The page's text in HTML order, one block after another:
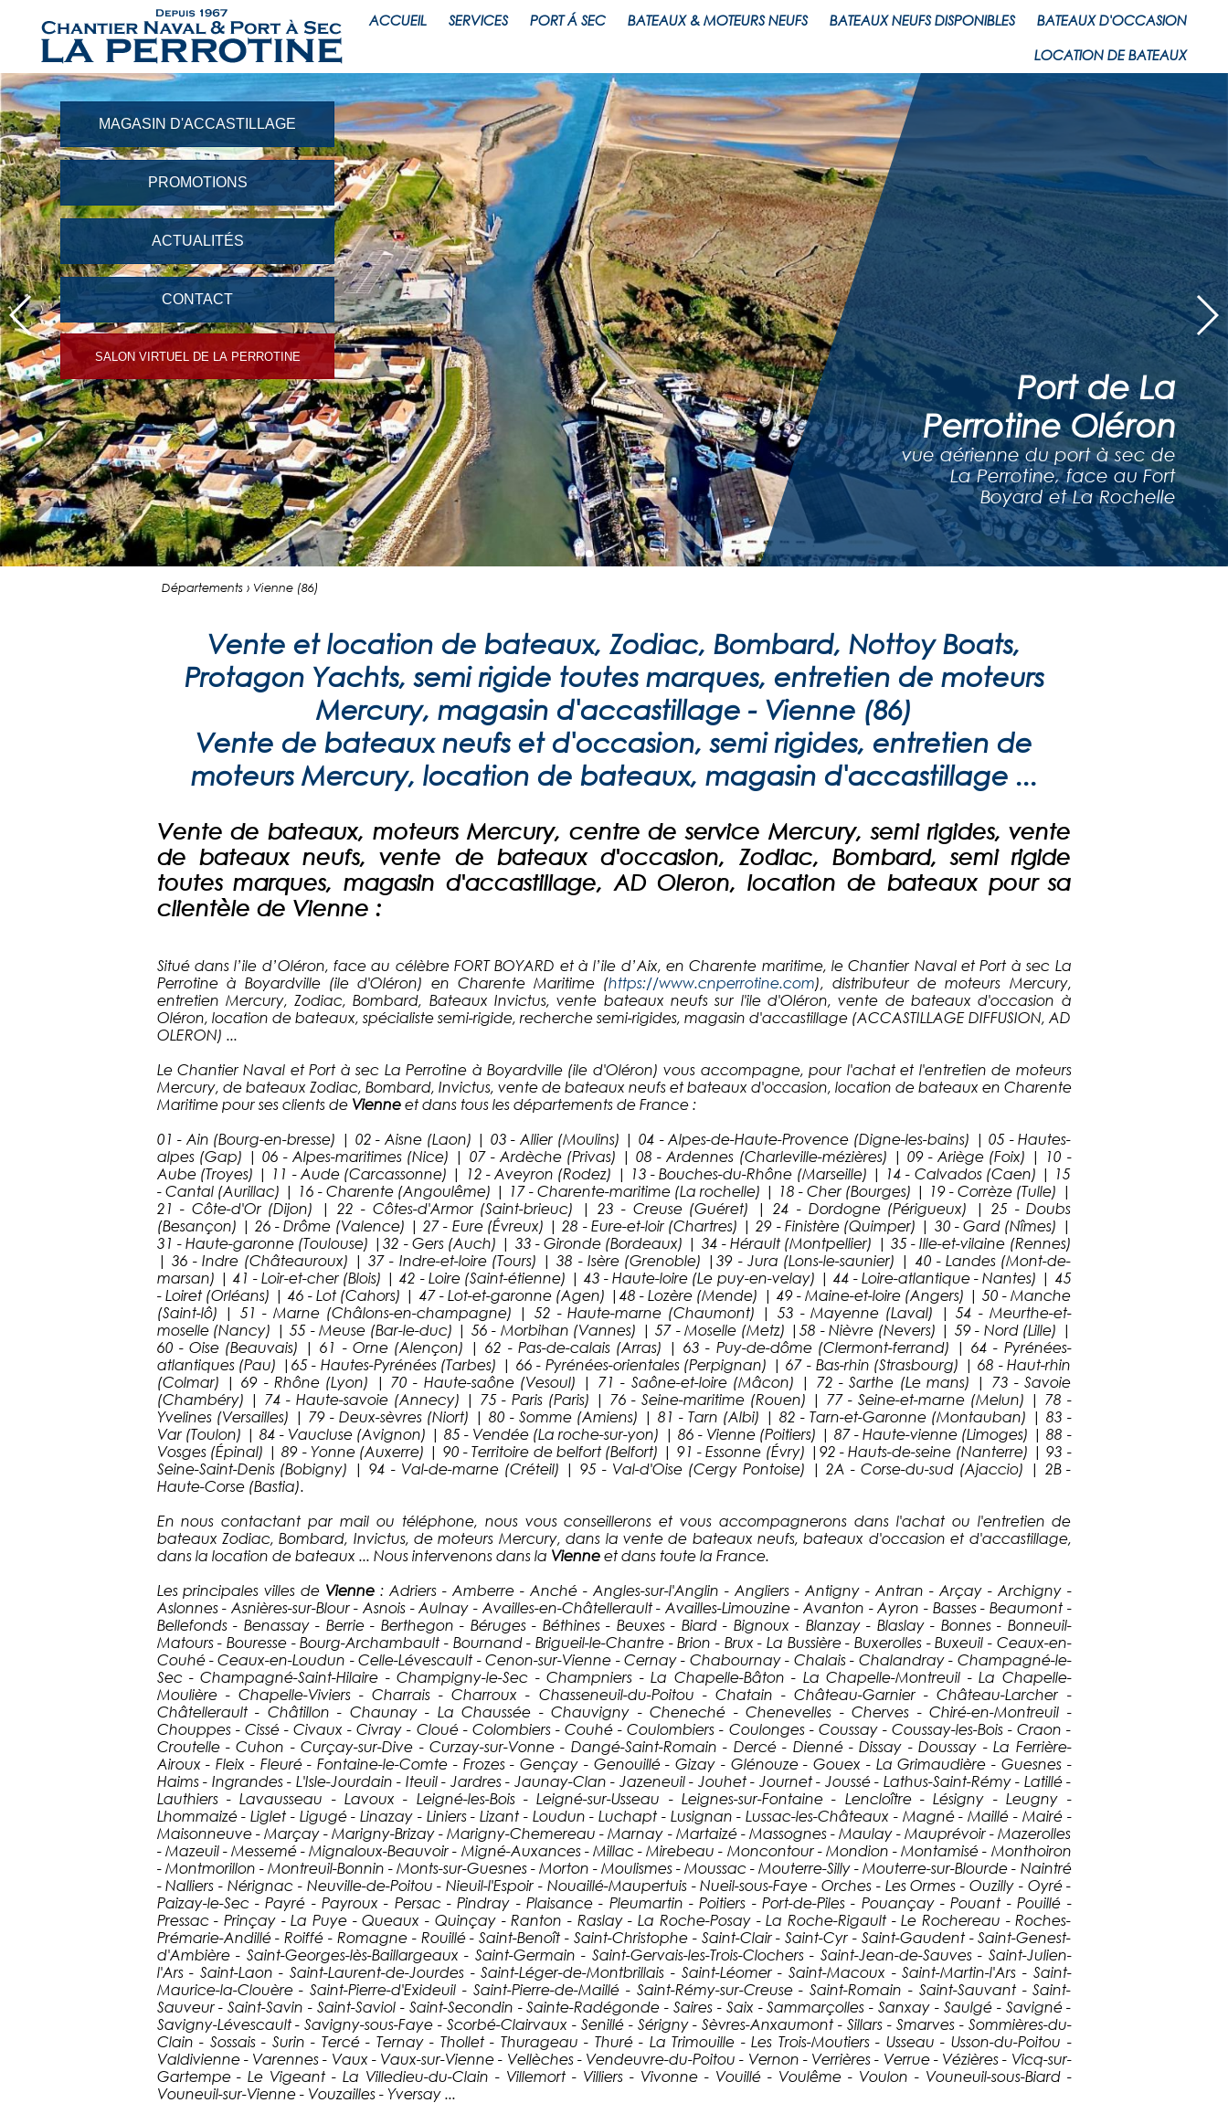
ACCUEIL SERVICES PORT Á SEC BATEAUX & MOTEURS NEUFS BATEAUX NEUFS DISPONIBLES BATEAUX D'OCCASION
LOCATION DE BATEAUX
MAGASIN D'ACCASTILLAGE
PROMOTIONS
ACTUALITÉS
CONTACT
SALON VIRTUEL DE LA PERROTINE
Port de La
Perrotine Oléron
vue aérienne du port à sec de
La Perrotine, face au Fort
Boyard et La Rochelle
Départements › Vienne (86)
Vente et location de bateaux, Zodiac, Bombard, Nottoy Boats,
Protagon Yachts, semi rigide toutes marques, entretien de moteurs
Mercury, magasin d'accastillage - Vienne (86)
Vente de bateaux neufs et d'occasion, semi rigides, entretien de
moteurs Mercury, location de bateaux, magasin d'accastillage ...
Vente de bateaux, moteurs Mercury, centre de service Mercury, semi rigides, vente
de bateaux neufs, vente de bateaux d'occasion, Zodiac, Bombard, semi rigide
toutes marques, magasin d'accastillage, AD Oleron, location de bateaux pour sa
clientèle de Vienne :
Situé dans l’ile d’Oléron, face au célèbre FORT BOYARD et à l’ile d’Aix, en Charente maritime, le Chantier Naval et Port à sec La
Perrotine à Boyardville (ile d'Oléron) en Charente Maritime (https://www.cnperrotine.com), distributeur de moteurs Mercury,
entretien Mercury, Zodiac, Bombard, Bateaux Invictus, vente bateaux neufs sur l'ile d'Oléron, vente de bateaux d'occasion à
Oléron, location de bateaux, spécialiste semi-rigide, recherche semi-rigides, magasin d'accastillage (ACCASTILLAGE DIFFUSION, AD
OLERON) ...
Le Chantier Naval et Port à sec La Perrotine à Boyardville (ile d'Oléron) vous accompagne, pour l'achat et l'entretien de moteurs
Mercury, de bateaux Zodiac, Bombard, Invictus, vente de bateaux neufs et bateaux d'occasion, location de bateaux en Charente
Maritime pour ses clients de Vienne et dans tous les départements de France :
01 - Ain (Bourg-en-bresse) | 02 - Aisne (Laon) | 03 - Allier (Moulins) | 04 - Alpes-de-Haute-Provence (Digne-les-bains) | 05 - Hautes-
alpes (Gap) | 06 - Alpes-maritimes (Nice) | 07 - Ardèche (Privas) | 08 - Ardennes (Charleville-mézières) | 09 - Ariège (Foix) | 10 -
Aube (Troyes) | 11 - Aude (Carcassonne) | 12 - Aveyron (Rodez) | 13 - Bouches-du-Rhône (Marseille) | 14 - Calvados (Caen) | 15
- Cantal (Aurillac) | 16 - Charente (Angoulême) | 17 - Charente-maritime (La rochelle) | 18 - Cher (Bourges) | 19 - Corrèze (Tulle) |
21 - Côte-d'Or (Dijon) | 22 - Côtes-d'Armor (Saint-brieuc) | 23 - Creuse (Guéret) | 24 - Dordogne (Périgueux) | 25 - Doubs
(Besançon) | 26 - Drôme (Valence) | 27 - Eure (Évreux) | 28 - Eure-et-loir (Chartres) | 29 - Finistère (Quimper) | 30 - Gard (Nîmes) |
31 - Haute-garonne (Toulouse) |32 - Gers (Auch) | 33 - Gironde (Bordeaux) | 34 - Hérault (Montpellier) | 35 - Ille-et-vilaine (Rennes)
| 36 - Indre (Châteauroux) | 37 - Indre-et-loire (Tours) | 38 - Isère (Grenoble) |39 - Jura (Lons-le-saunier) | 40 - Landes (Mont-de-
marsan) | 41 - Loir-et-cher (Blois) | 42 - Loire (Saint-étienne) | 43 - Haute-loire (Le puy-en-velay) | 44 - Loire-atlantique - Nantes) | 45
- Loiret (Orléans) | 46 - Lot (Cahors) | 47 - Lot-et-garonne (Agen) |48 - Lozère (Mende) | 49 - Maine-et-loire (Angers) | 50 - Manche
(Saint-lô) | 51 - Marne (Châlons-en-champagne) | 52 - Haute-marne (Chaumont) | 53 - Mayenne (Laval) | 54 - Meurthe-et-
moselle (Nancy) | 55 - Meuse (Bar-le-duc) | 56 - Morbihan (Vannes) | 57 - Moselle (Metz) |58 - Nièvre (Nevers) | 59 - Nord (Lille) |
60 - Oise (Beauvais) | 61 - Orne (Alençon) | 62 - Pas-de-calais (Arras) | 63 - Puy-de-dôme (Clermont-ferrand) | 64 - Pyrénées-
atlantiques (Pau) |65 - Hautes-Pyrénées (Tarbes) | 66 - Pyrénées-orientales (Perpignan) | 67 - Bas-rhin (Strasbourg) | 68 - Haut-rhin
(Colmar) | 69 - Rhône (Lyon) | 70 - Haute-saône (Vesoul) | 71 - Saône-et-loire (Mâcon) | 72 - Sarthe (Le mans) | 73 - Savoie
(Chambéry) | 74 - Haute-savoie (Annecy) | 75 - Paris (Paris) | 76 - Seine-maritime (Rouen) | 77 - Seine-et-marne (Melun) | 78 -
Yvelines (Versailles) | 79 - Deux-sèvres (Niort) | 80 - Somme (Amiens) | 81 - Tarn (Albi) | 82 - Tarn-et-Garonne (Montauban) | 83 -
Var (Toulon) | 84 - Vaucluse (Avignon) | 85 - Vendée (La roche-sur-yon) | 86 - Vienne (Poitiers) | 87 - Haute-vienne (Limoges) | 88 -
Vosges (Épinal) | 89 - Yonne (Auxerre) | 90 - Territoire de belfort (Belfort) | 91 - Essonne (Évry) |92 - Hauts-de-seine (Nanterre) | 93 -
Seine-Saint-Denis (Bobigny) | 94 - Val-de-marne (Créteil) | 95 - Val-d'Oise (Cergy Pontoise) | 2A - Corse-du-sud (Ajaccio) | 2B -
Haute-Corse (Bastia).
En nous contactant par mail ou téléphone, nous vous conseillerons et vous accompagnerons dans l'achat ou l'entretien de
bateaux Zodiac, Bombard, Invictus, de moteurs Mercury, dans la vente de bateaux neufs, bateaux d'occasion et d'accastillage,
dans la location de bateaux ... Nous intervenons dans la Vienne et dans toute la France.
Les principales villes de Vienne: Adriers - Amberre - Anché - Angles-sur-l'Anglin - Angliers - Antigny - Antran - Arçay - Archigny -
Aslonnes - Asnières-sur-Blour - Asnois - Aulnay - Availles-en-Châtellerault - Availles-Limouzine - Avanton - Ayron - Basses - Beaumont -
Bellefonds - Benassay - Berrie - Berthegon - Béruges - Béthines - Beuxes - Biard - Bignoux - Blanzay - Blaslay - Bonnes - Bonneuil-
Matours - Bouresse - Bourg-Archambault - Bournand - Brigueil-le-Chantre - Brion - Brux - La Bussière - Buxerolles - Buxeuil - Ceaux-en-
Couhé - Ceaux-en-Loudun - Celle-Lévescault - Cenon-sur-Vienne - Cernay - Chabournay - Chalais - Chalandray - Champagné-le-
Sec - Champagné-Saint-Hilaire - Champigny-le-Sec - Champniers - La Chapelle-Bâton - La Chapelle-Montreuil - La Chapelle-
Moulière - Chapelle-Viviers - Charrais - Charroux - Chasseneuil-du-Poitou - Chatain - Château-Garnier - Château-Larcher -
Châtellerault - Châtillon - Chaunay - La Chaussée - Chauvigny - Cheneché - Chenevelles - Cherves - Chiré-en-Montreuil -
Chouppes - Cissé - Civaux - Civray - Cloué - Colombiers - Couhé - Coulombiers - Coulonges - Coussay - Coussay-les-Bois - Craon -
Croutelle - Cuhon - Curçay-sur-Dive - Curzay-sur-Vonne - Dangé-Saint-Romain - Dercé - Dienné - Dissay - Doussay - La Ferrière-
Airoux - Fleix - Fleuré - Fontaine-le-Comte - Frozes - Gençay - Genouillé - Gizay - Glénouze - Gouex - La Grimaudière - Guesnes -
Haims - Ingrandes - L'Isle-Jourdain - Iteuil - Jardres - Jaunay-Clan - Jazeneuil - Jouhet - Journet - Joussé - Lathus-Saint-Rémy - Latillé -
Lauthiers - Lavausseau - Lavoux - Leigné-les-Bois - Leigné-sur-Usseau - Leignes-sur-Fontaine - Lencloître - Lésigny - Leugny -
Lhommaizé - Liglet - Ligugé - Linazay - Liniers - Lizant - Loudun - Luchapt - Lusignan - Lussac-les-Châteaux - Magné - Maillé - Mairé -
Maisonneuve - Marçay - Marigny-Brizay - Marigny-Chemereau - Marnay - Martaizé - Massognes - Maulay - Mauprévoir - Mazerolles
- Mazeuil - Messemé - Mignaloux-Beauvoir - Migné-Auxances - Millac - Mirebeau - Moncontour - Mondion - Montamisé - Monthoiron
- Montmorillon - Montreuil-Bonnin - Monts-sur-Guesnes - Morton - Moulismes - Moussac - Mouterre-Silly - Mouterre-sur-Blourde - Naintré
- Nalliers - Nérignac - Neuville-de-Poitou - Nieuil-l'Espoir - Nouaillé-Maupertuis - Nueil-sous-Faye - Orches - Les Ormes - Ouzilly - Oyré -
Paizay-le-Sec - Payré - Payroux - Persac - Pindray - Plaisance - Pleumartin - Poitiers - Port-de-Piles - Pouançay - Pouant - Pouillé -
Pressac - Prinçay - La Puye - Queaux - Quinçay - Ranton - Raslay - La Roche-Posay - La Roche-Rigault - Le Rochereau - Roches-
Prémarie-Andillé - Roiffé - Romagne - Rouillé - Saint-Benoît - Saint-Christophe - Saint-Clair - Saint-Cyr - Saint-Gaudent - Saint-Genest-
d'Ambière - Saint-Georges-lès-Baillargeaux - Saint-Germain - Saint-Gervais-les-Trois-Clochers - Saint-Jean-de-Sauves - Saint-Julien-
l'Ars - Saint-Laon - Saint-Laurent-de-Jourdes - Saint-Léger-de-Montbrillais - Saint-Léomer - Saint-Macoux - Saint-Martin-l'Ars - Saint-
Maurice-la-Clouère - Saint-Pierre-d'Exideuil - Saint-Pierre-de-Maillé - Saint-Rémy-sur-Creuse - Saint-Romain - Saint-Sauvant - Saint-
Sauveur - Saint-Savin - Saint-Saviol - Saint-Secondin - Sainte-Radégonde - Saires - Saix - Sammarçolles - Sanxay - Saulgé - Savigné -
Savigny-Lévescault - Savigny-sous-Faye - Scorbé-Clairvaux - Senillé - Sérigny - Sèvres-Anxaumont - Sillars - Smarves - Sommières-du-
Clain - Sossais - Surin - Tercé - Ternay - Thollet - Thurageau - Thuré - La Trimouille - Les Trois-Moutiers - Usseau - Usson-du-Poitou -
Valdivienne - Varennes - Vaux - Vaux-sur-Vienne - Vellèches - Vendeuvre-du-Poitou - Vernon - Verrières - Verrue - Vézières - Vicq-sur-
Gartempe - Le Vigeant - La Villedieu-du-Clain - Villemort - Villiers - Vivonne - Vouillé - Voulême - Voulon - Vouneuil-sous-Biard -
Vouneuil-sur-Vienne - Vouzailles - Yversay ...